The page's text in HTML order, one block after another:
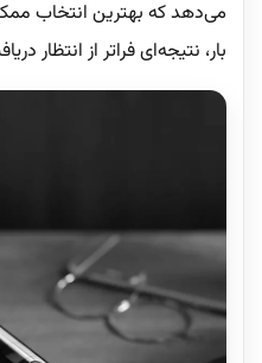
می‌دهد که بهترین انتخاب
بار، نتیجه‌ای فراتر از انتظار